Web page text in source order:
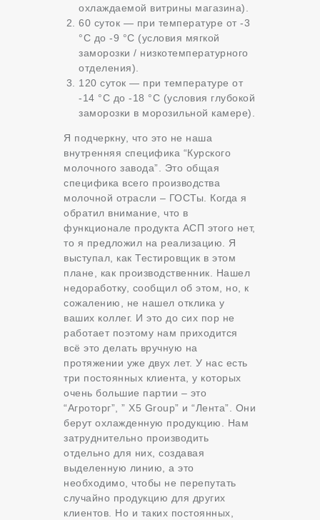
охлаждаемой витрины магазина).
60 суток — при температуре от -3
°C до -9 °C (условия мягкой
заморозки / низкотемпературного
отделения).
120 суток — при температуре от
-14 °C до -18 °C (условия глубокой
заморозки в морозильной камере).
Я подчеркну, что это не наша
внутренняя специфика “Курского
молочного завода”. Это общая
специфика всего производства
молочной отрасли – ГОСТы. Когда я
обратил внимание, что в
функционале продукта АСП этого нет,
то я предложил на реализацию. Я
выступал, как Тестировщик в этом
плане, как производственник. Нашел
недоработку, сообщил об этом, но, к
сожалению, не нашел отклика у
ваших коллег. И это до сих пор не
работает поэтому нам приходится
всё это делать вручную на
протяжении уже двух лет. У нас есть
три постоянных клиента, у которых
очень большие партии – это
“Агроторг”, ” X5 Group” и “Лента”. Они
берут охлажденную продукцию. Нам
затруднительно производить
отдельно для них, создавая
выделенную линию, а это
необходимо, чтобы не перепутать
случайно продукцию для других
клиентов. Но и таких постоянных,